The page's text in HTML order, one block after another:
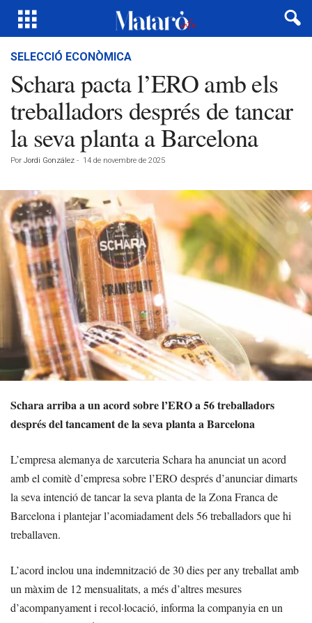
SELECCIÓ ECONÒMICA
Schara pacta l’ERO amb els
treballadors després de tancar
la seva planta a Barcelona
Por Jordi González - 14 de novembre de 2025
Schara arriba a un acord sobre l’ERO a 56 treballadors
després del tancament de la seva planta a Barcelona
L’empresa alemanya de xarcuteria Schara ha anunciat un acord
amb el comitè d’empresa sobre l’ERO després d’anunciar dimarts
la seva intenció de tancar la seva planta de la Zona Franca de
Barcelona i plantejar l’acomiadament dels 56 treballadors que hi
treballaven.
L’acord inclou una indemnització de 30 dies per any treballat amb
un màxim de 12 mensualitats, a més d’altres mesures
d’acompanyament i recol·locació, informa la companyia en un